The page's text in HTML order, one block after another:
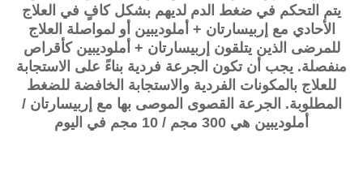
يتم التحكم في ضغط الدم لديهم بشكل كافٍ في العلاج
الأحادي مع إربيسارتان + أملوديبين أو لمواصلة العلاج
للمرضى الذين يتلقون إربيسارتان + أملوديبين كأقراص
منفصلة. يجب أن تكون الجرعة فردية بناءً على الاستجابة
للعلاج بالمكونات الفردية والاستجابة الخافضة للضغط
المطلوبة. الجرعة القصوى الموصى بها مع إربيسارتان /
أملوديبين هي 300 مجم / 10 مجم في اليوم